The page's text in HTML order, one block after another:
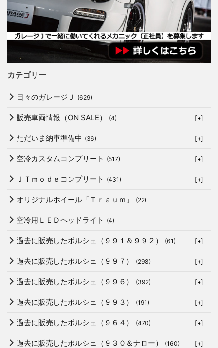
カテゴリー
日々のガレージＪ (629)
販売車両情報（ON SALE） (4) [+]
ただいま納車準備中 (36) [+]
空冷カスタムコンプリート (517) [+]
ＪＴｍｏｄｅコンプリート (431) [+]
オリジナルホイール「Ｔｒａｕｍ」 (22)
空冷用ＬＥＤヘッドライト (4)
過去に販売したポルシェ（９９１＆９９２） (61) [+]
過去に販売したポルシェ（９９７） (298) [+]
過去に販売したポルシェ（９９６） (392) [+]
過去に販売したポルシェ（９９３） (191) [+]
過去に販売したポルシェ（９６４） (470) [+]
過去に販売したポルシェ（９３０＆ナロー） (160) [+]